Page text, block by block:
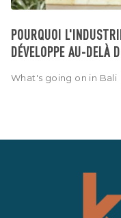
POURQUOI
DÉVELOPPE AU-DELÀ
What's going on in Bali